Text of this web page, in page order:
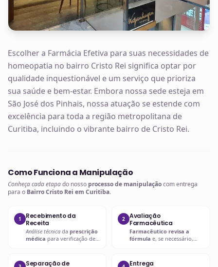
Escolher a Farmácia Efetiva para suas necessidades de
homeopatia no bairro Cristo Rei significa optar por
qualidade inquestionável e um serviço que prioriza
sua saúde e bem-estar. Embora nossa sede esteja em
São José dos Pinhais, nossa atuação se estende com
excelência para toda a região metropolitana de
Curitiba, incluindo o vibrante bairro de Cristo Rei.
Como Funciona a Manipulação
Conheça cada etapado nosso processo de manipulaçãocom entrega
para o Bairro Cristo Rei em Curitiba.
1
Recebimento da
Receita
Análise técnica da prescrição
médica para verificação de
2
Avaliação
Farmacêutica
Farmacêutico revisa a
fórmula e, se necessário,
esclarecimentos.
Separação de
Entrega